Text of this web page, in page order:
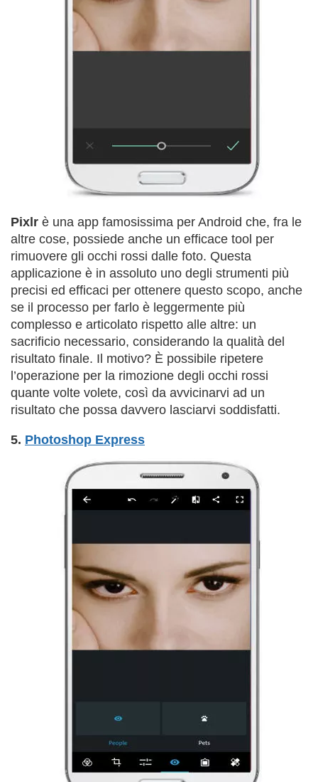
Pixlr è una app famosissima per Android che, fra le
altre cose, possiede anche un efficace tool per
rimuovere gli occhi rossi dalle foto. Questa
applicazione è in assoluto uno degli strumenti più
precisi ed efficaci per ottenere questo scopo, anche
se il processo per farlo è leggermente più
complesso e articolato rispetto alle altre: un
sacrificio necessario, considerando la qualità del
risultato finale. Il motivo? È possibile ripetere
l’operazione per la rimozione degli occhi rossi
quante volte volete, così da avvicinarvi ad un
risultato che possa davvero lasciarvi soddisfatti.
5. Photoshop Express